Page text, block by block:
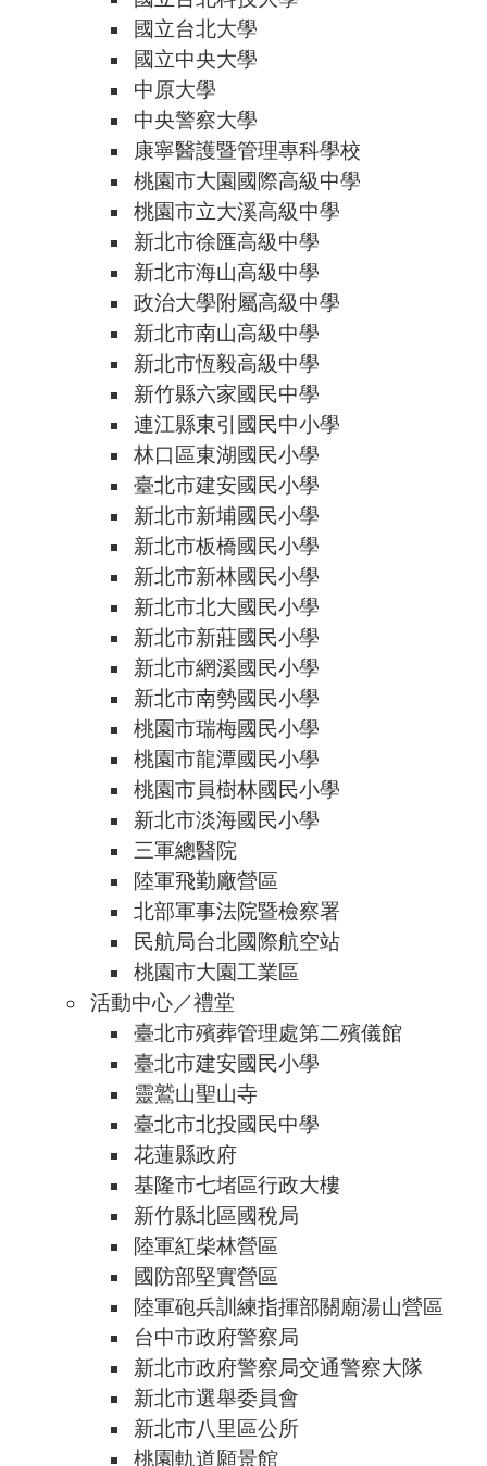
國立台北大學
國立中央大學
中原大學
中央警察大學
康寧醫護暨管理專科學校
桃園市大園國際高級中學
桃園市立大溪高級中學
新北市徐匯高級中學
新北市海山高級中學
政治大學附屬高級中學
新北市南山高級中學
新北市恆毅高級中學
新竹縣六家國民中學
連江縣東引國民中小學
林口區東湖國民小學
臺北市建安國民小學
新北市新埔國民小學
新北市板橋國民小學
新北市新林國民小學
新北市北大國民小學
新北市新莊國民小學
新北市網溪國民小學
新北市南勢國民小學
桃園市瑞梅國民小學
桃園市龍潭國民小學
桃園市員樹林國民小學
新北市淡海國民小學
三軍總醫院
陸軍飛勤廠營區
北部軍事法院暨檢察署
民航局台北國際航空站
桃園市大園工業區
活動中心／禮堂
臺北市殯葬管理處第二殯儀館
臺北市建安國民小學
靈鷲山聖山寺
臺北市北投國民中學
花蓮縣政府
基隆市七堵區行政大樓
新竹縣北區國稅局
陸軍紅柴林營區
國防部堅實營區
陸軍砲兵訓練指揮部關廟湯山營區
台中市政府警察局
新北市政府警察局交通警察大隊
新北市選舉委員會
新北市八里區公所
桃園軌道願景館